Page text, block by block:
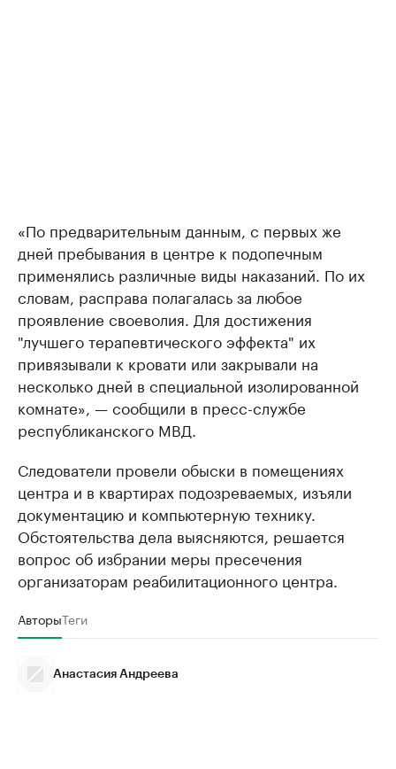
«По предварительным данным, с первых же
дней пребывания в центре к подопечным
применялись различные виды наказаний. По их
словам, расправа полагалась за любое
проявление своеволия. Для достижения
"лучшего терапевтического эффекта" их
привязывали к кровати или закрывали на
несколько дней в специальной изолированной
комнате», — сообщили в пресс-службе
республиканского МВД.
Следователи провели обыски в помещениях
центра и в квартирах подозреваемых, изъяли
документацию и компьютерную технику.
Обстоятельства дела выясняются, решается
вопрос об избрании меры пресечения
организаторам реабилитационного центра.
АвторыТеги
Анастасия Андреева